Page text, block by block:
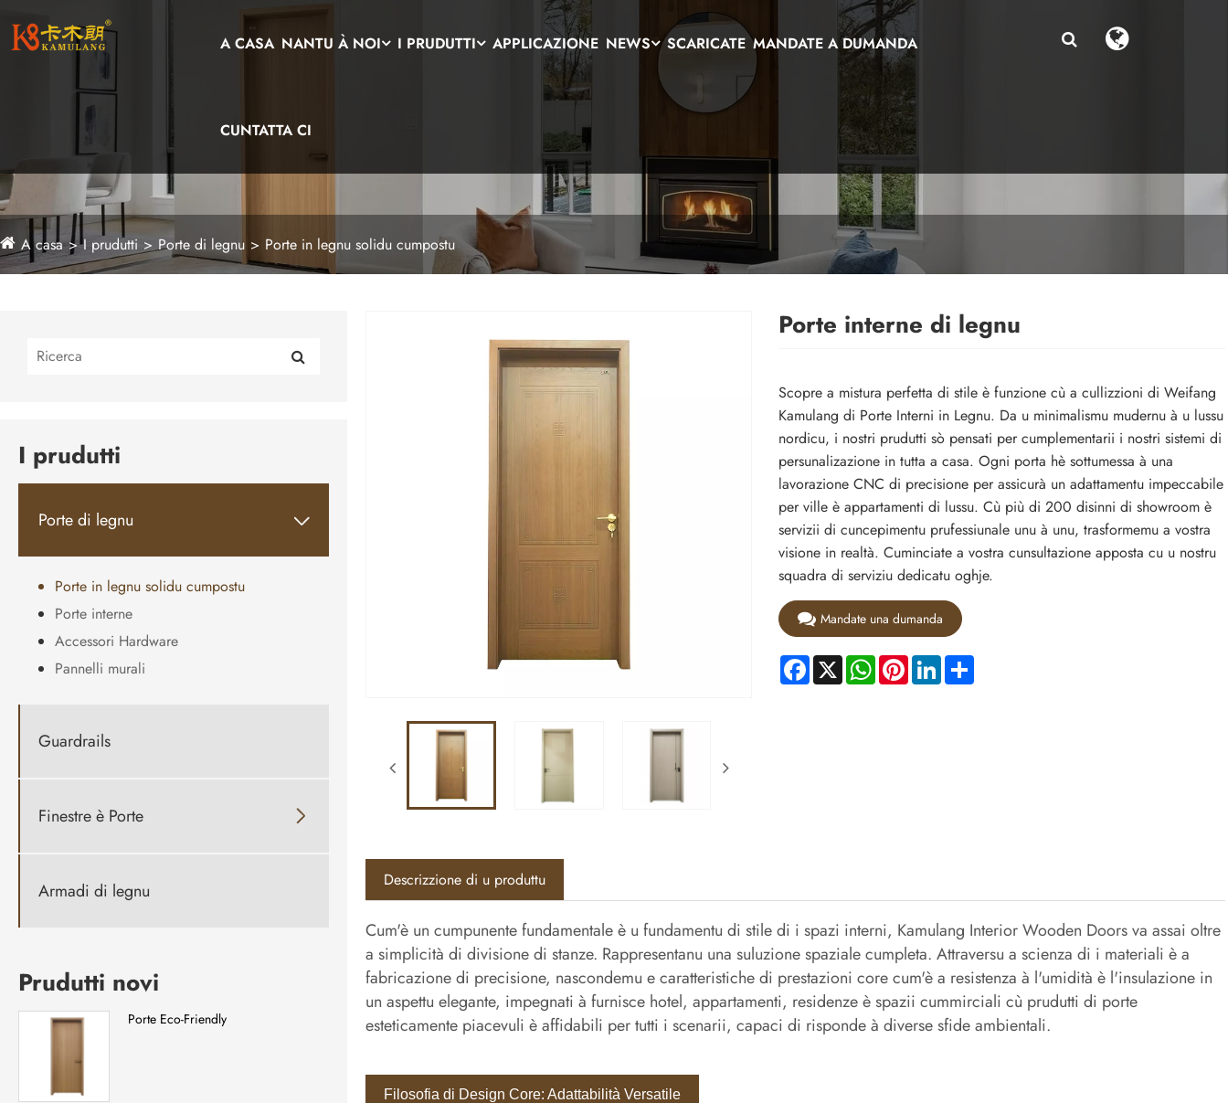
A CASA NANTU À NOI I PRUDUTTI APPLICAZIONE NEWS SCARICATE MANDATE A DUMANDA
CUNTATTA CI
A casa I prudutti Porte di legnu Porte in legnu solidu cumpostu
I prudutti
Porte di legnu 
Porte in legnu solidu cumpostu
Porte interne
Accessori Hardware
Pannelli murali
Guardrails
Finestre è Porte 
Armadi di legnu
Prudutti novi
Porte Eco-Friendly
Porte interne di legnu
Scopre a mistura perfetta di stile è funzione cù a cullizzioni di Weifang
Kamulang di Porte Interni in Legnu. Da u minimalismu mudernu à u lussu
nordicu, i nostri prudutti sò pensati per cumplementarii i nostri sistemi di
persunalizazione in tutta a casa. Ogni porta hè sottumessa à una
lavorazione CNC di precisione per assicurà un adattamentu impeccabile
per ville è appartamenti di lussu. Cù più di 200 disinni di showroom è
servizii di cuncepimentu prufessiunale unu à unu, trasformemu a vostra
visione in realtà. Cuminciate a vostra cunsultazione apposta cu u nostru
squadra di serviziu dedicatu oghje.
Mandate una dumanda
Facebook
X WhatsApp
PinterestLinkedInShare
Descrizzione di u produttu
Cum'è un cumpunente fundamentale è u fundamentu di stile di i spazi interni, Kamulang Interior Wooden Doors va assai oltre
a simplicità di divisione di stanze. Rappresentanu una suluzione spaziale cumpleta. Attraversu a scienza di i materiali è a
fabricazione di precisione, nascondemu e caratteristiche di prestazioni core cum'è a resistenza à l'umidità è l'insulazione in
un aspettu elegante, impegnati à furnisce hotel, appartamenti, residenze è spazii cummirciali cù prudutti di porte
esteticamente piacevuli è affidabili per tutti i scenarii, capaci di risponde à diverse sfide ambientali.
Filosofia di Design Core: Adattabilità Versatile